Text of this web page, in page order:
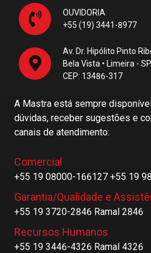
OUVIDORIA
+55 (19) 3441-8977
Av. Dr. Hipólito Pinto
Bela Vista • Limeira - SP
CEP: 13486-317
A Mastra está sempre
dúvidas, receber sugestões e
canais de atendimento:
Comercial
+55 19 08000-166127 +55 19
Garantia/Qualidade e
+55 19 3720-2846 Ramal 2846
Recursos Humanos
+55 19 3446-4326 Ramal 4326